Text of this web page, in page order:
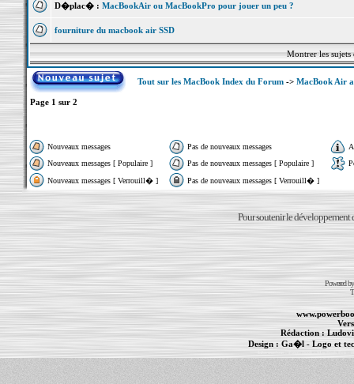
D�plac� : MacBookAir ou MacBookPro pour jouer un peu ?
fourniture du macbook air SSD
Montrer les
Tout sur les MacBook Index du Forum-> MacBook Air
Page 1 sur 2
Nouveaux messages Pas de nouveaux messages
Nouveaux messages [ Populaire ]
Pas de nouveaux messages [ Populaire ]
Nouveaux messages [ Verrouill� ]
Pas de nouveaux messages [ Verrouill� ]
Pour soutenir le développement
Powered
Rédaction :
Design : Ga�l- Logo et
MacBook Pro